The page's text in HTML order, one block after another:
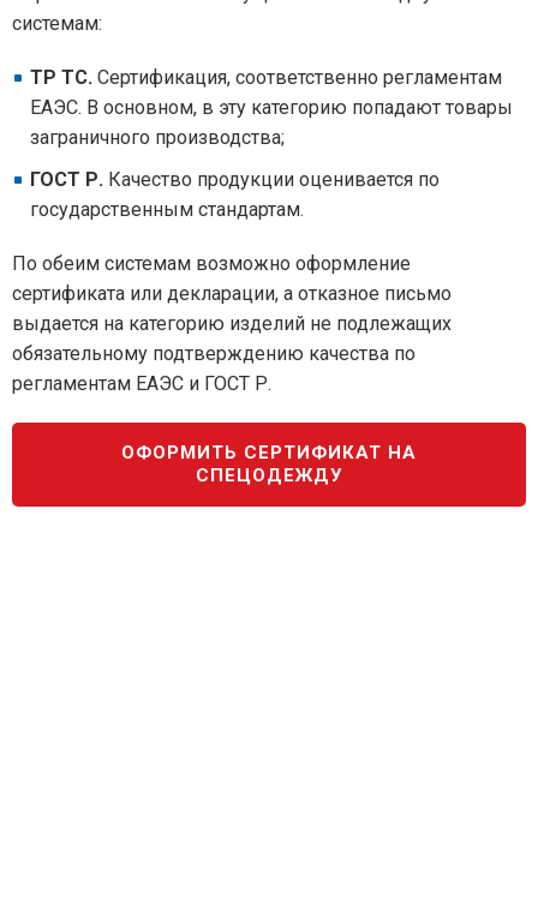
системам:
ТР ТС. Сертификация, соответственно регламентам
ЕАЭС. В основном, в эту категорию попадают товары
заграничного производства;
ГОСТ Р. Качество продукции оценивается по
государственным стандартам.
По обеим системам возможно оформление
сертификата или декларации, а отказное письмо
выдается на категорию изделий не подлежащих
обязательному подтверждению качества по
регламентам ЕАЭС и ГОСТ Р.
ОФОРМИТЬ СЕРТИФИКАТ НА
СПЕЦОДЕЖДУ